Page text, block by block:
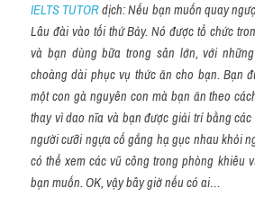
IELTS TUTOR dịch: Nếu bạn muốn quay
Lâu đài vào tối thứ Bảy. Nó được tổ chức
và bạn dùng bữa trong sân lớn, với
choàng dài phục vụ thức ăn cho bạn. Bạn
một con gà nguyên con mà bạn ăn theo
thay vì dao nĩa và bạn được giải trí bằng
người cưỡi ngựa cố gắng hạ gục nhau khỏi
có thể xem các vũ công trong phòng khiêu
bạn muốn. OK, vậy bây giờ nếu có ai…